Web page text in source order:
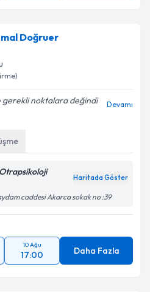
Doğruer
gerekli noktalara değindi
Devamı
Haritada Göster
caddesi Akarca sokak no :39
10 Ağu
17:00 Daha Fazla